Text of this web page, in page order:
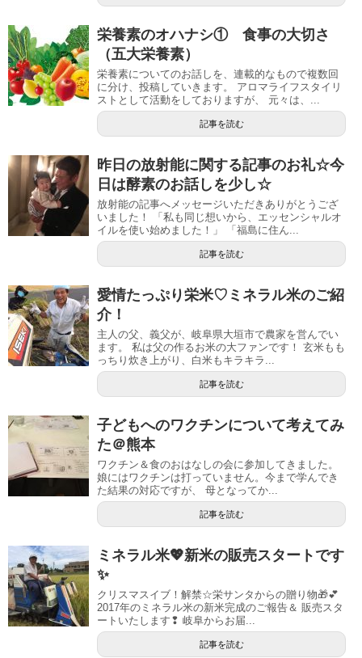
栄養素のオハナシ① 食事の大切さ
（五大栄養素）
栄養素についてのお話しを、連載的なもので複数回
に分け、投稿していきます。 アロマライフスタイリ
ストとして活動をしておりますが、 元々は、...
記事を読む
昨日の放射能に関する記事のお礼☆今
日は酵素のお話しを少し☆
放射能の記事へメッセージいただきありがとうござ
いました！ 「私も同じ想いから、エッセンシャルオ
イルを使い始めました！」 「福島に住ん...
記事を読む
愛情たっぷり栄米♡ミネラル米のご紹
介！
主人の父、義父が、岐阜県大垣市で農家を営んでい
ます。 私は父の作るお米の大ファンです！ 玄米もも
っちり炊き上がり、白米もキラキラ...
記事を読む
子どもへのワクチンについて考えてみ
た＠熊本
ワクチン＆食のおはなしの会に参加してきました。
娘にはワクチンは打っていません。今まで学んでき
た結果の対応ですが、 母となってか...
記事を読む
ミネラル米💖新米の販売スタートです
✨
クリスマスイブ！解禁☆栄サンタからの贈り物🎁💕
2017年のミネラル米の新米完成のご報告＆ 販売スタ
ートいたします❢ 岐阜からお届...
記事を読む